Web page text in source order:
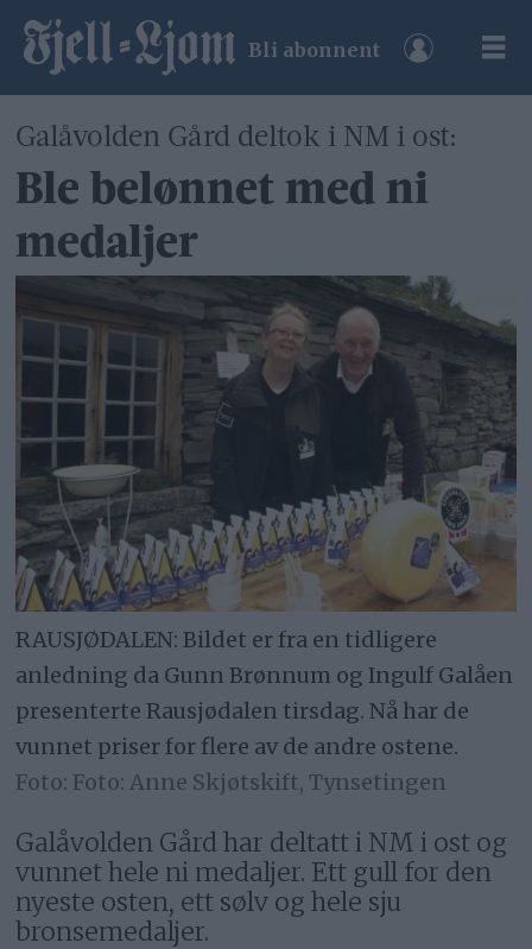
Bli abonnent
Galåvolden Gård deltok i NM i ost:
Ble belønnet med ni
medaljer
RAUSJØDALEN: Bildet er fra en tidligere
anledning da Gunn Brønnum og Ingulf Galåen
presenterte Rausjødalen tirsdag. Nå har de
vunnet priser for flere av de andre ostene.
Foto: Anne Skjøtskift, Tynsetingen
Galåvolden Gård har deltatt i NM i ost og
vunnet hele ni medaljer. Ett gull for den
nyeste osten, ett sølv og hele sju
bronsemedaljer.